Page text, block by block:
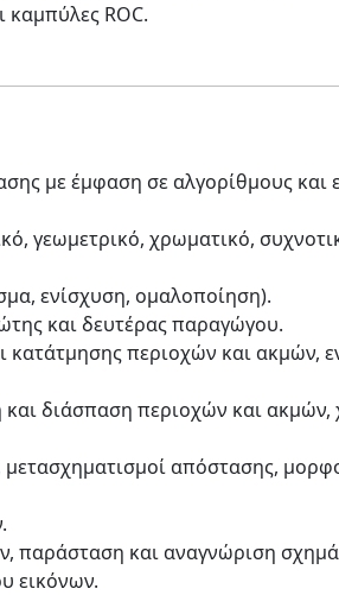
ROC.
με έμφαση σε αλγορίθμους και
γεωμετρικό, χρωματικό,
ενίσχυση, ομαλοποίηση).
και δευτέρας παραγώγου.
περιοχών και ακμών,
διάσπαση περιοχών και ακμών,
απόστασης,
παράσταση και αναγνώριση
εικόνων.